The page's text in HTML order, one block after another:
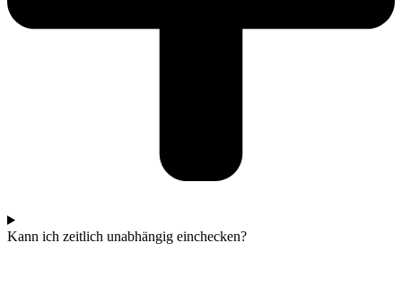
Kann ich zeitlich unabhängig einchecken?